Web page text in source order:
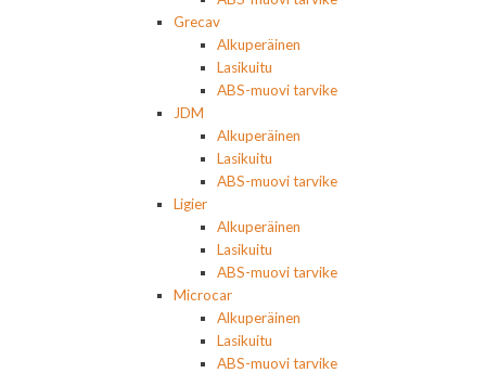
Grecav
Alkuperäinen
Lasikuitu
ABS-muovi tarvike
JDM
Alkuperäinen
Lasikuitu
ABS-muovi tarvike
Ligier
Alkuperäinen
Lasikuitu
ABS-muovi tarvike
Microcar
Alkuperäinen
Lasikuitu
ABS-muovi tarvike